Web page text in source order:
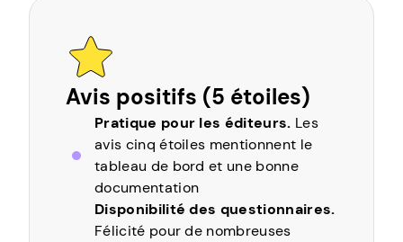
Avis positifs (5 étoiles)
Pratique pour les éditeurs. Les
avis cinq étoiles mentionnent le
tableau de bord et une bonne
documentation
Disponibilité des questionnaires.
Félicité pour de nombreuses